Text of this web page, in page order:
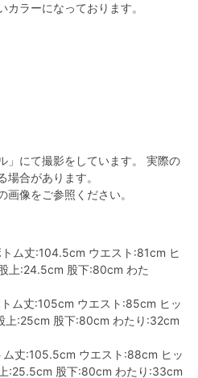
ラーになっております。
」にて撮影をしています。 実際の
合があります。
画像をご参照ください。
ム丈:104.5cm ウエスト:81cm ヒ
上:24.5cm 股下:80cm わた
ム丈:105cm ウエスト:85cm ヒッ
上:25cm 股下:80cm わたり:32cm
ム丈:105.5cm ウエスト:88cm ヒッ
:25.5cm 股下:80cm わたり:33cm